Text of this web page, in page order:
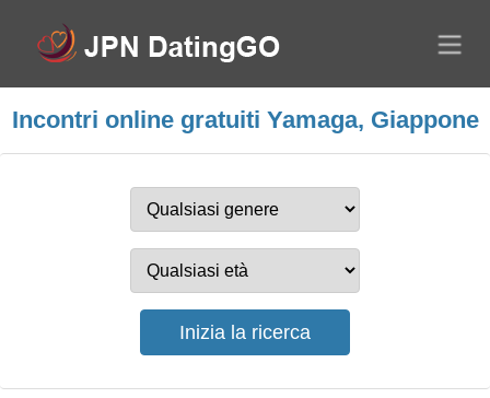
Incontri online gratuiti Yamaga, Giappone